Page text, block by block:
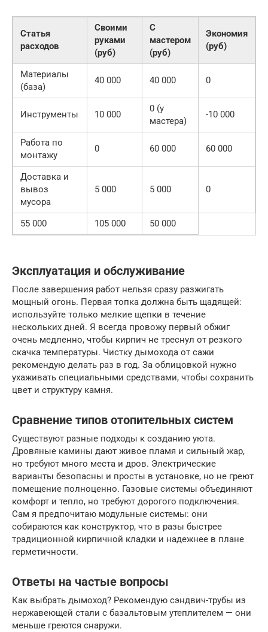
Статья
расходов
Своими
руками
(руб)
С
мастером
(руб)
Экономия
(руб)
Материалы
(база)
40 000 40 000 0
Инструменты 10 000
0 (у
мастера)
-10 000
Работа по
монтажу
0 60 000 60 000
Доставка и
вывоз
мусора
5 000 5 000 0
55 000 105 000 50 000
Эксплуатация и обслуживание
После завершения работ нельзя сразу разжигать
мощный огонь. Первая топка должна быть щадящей:
используйте только мелкие щепки в течение
нескольких дней. Я всегда провожу первый обжиг
очень медленно, чтобы кирпич не треснул от резкого
скачка температуры. Чистку дымохода от сажи
рекомендую делать раз в год. За облицовкой нужно
ухаживать специальными средствами, чтобы сохранить
цвет и структуру камня.
Сравнение типов отопительных систем
Существуют разные подходы к созданию уюта.
Дровяные камины дают живое пламя и сильный жар,
но требуют много места и дров. Электрические
варианты безопасны и просты в установке, но не греют
помещение полноценно. Газовые системы объединяют
комфорт и тепло, но требуют дорогого подключения.
Сам я предпочитаю модульные системы: они
собираются как конструктор, что в разы быстрее
традиционной кирпичной кладки и надежнее в плане
герметичности.
Ответы на частые вопросы
Как выбрать дымоход? Рекомендую сэндвич-трубы из
нержавеющей стали с базальтовым утеплителем — они
меньше греются снаружи.